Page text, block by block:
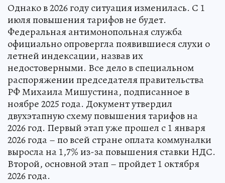
Однако в 2026 году ситуация изменилась. С 1
июля повышения тарифов не будет.
Федеральная антимонопольная служба
официально опровергла появившиеся слухи о
летней индексации, назвав их
недостоверными. Все дело в специальном
распоряжении председателя правительства
РФ Михаила Мишустина, подписанное в
ноябре 2025 года. Документ утвердил
двухэтапную схему повышения тарифов на
2026 год. Первый этап уже прошел с 1 января
2026 года – по всей стране оплата коммуналки
выросла на 1,7% из-за повышения ставки НДС.
Второй, основной этап – пройдет 1 октября
2026 года.